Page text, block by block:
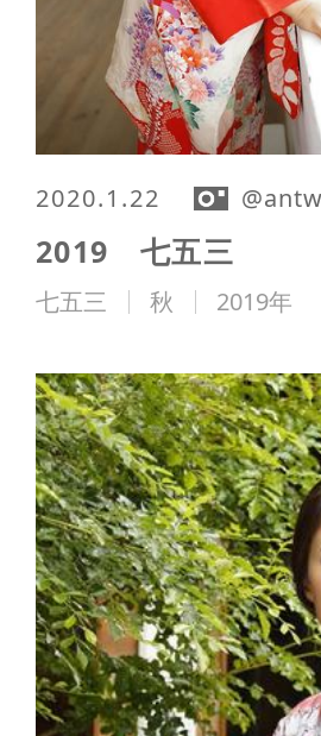
2020.1.22
2019 七五三
七五三 秋 2019年